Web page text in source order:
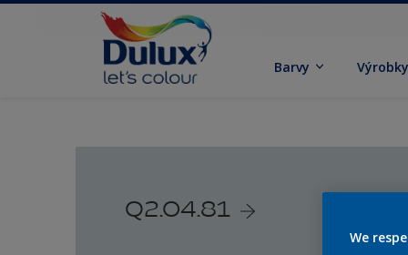
Barvy
Q2.04.81
We